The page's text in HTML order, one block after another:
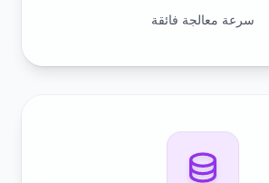
سرعة معالجة فائقة